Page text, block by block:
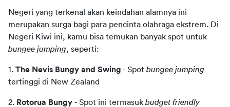
Negeri yang terkenal akan keindahan alamnya ini
merupakan surga bagi para pencinta olahraga ekstrem. Di
bungee jumping, seperti:
1. The Nevis Bungy and Swing - Spot bungee jumping
tertinggi di New Zealand
2. Rotorua Bungy - Spot ini termasuk budget friendly